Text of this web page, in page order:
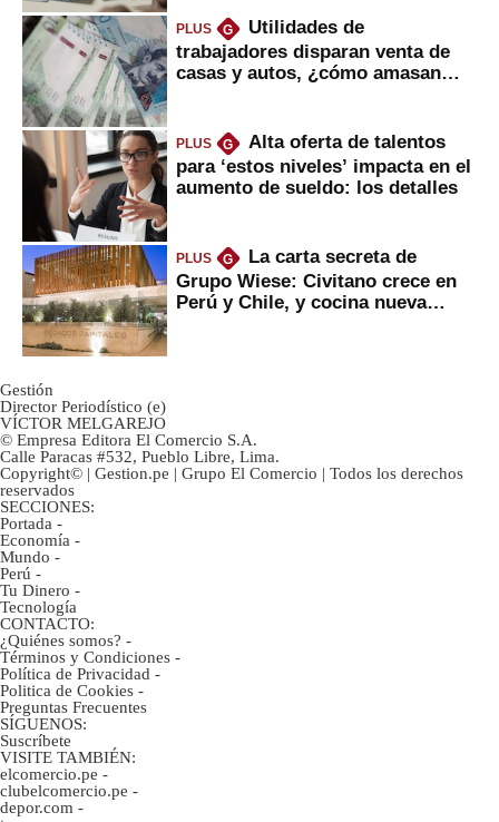
PLUS G
Utilidades de
trabajadores disparan venta de
casas y autos, ¿cómo amasan
PLUS G
Alta oferta de talentos
para ‘estos niveles’ impacta en el
aumento de sueldo: los detalles
PLUS G
La carta secreta de
Grupo Wiese: Civitano crece en
Perú y Chile, y cocina nueva
Gestión
Director Periodístico (e)
VÍCTOR MELGAREJO
© Empresa Editora El Comercio S.A.
Calle Paracas #532, Pueblo Libre, Lima.
Copyright© | Gestion.pe | Grupo El Comercio | Todos los derechos
reservados
SECCIONES:
Portada -
Economía -
Mundo -
Perú -
Tu Dinero -
Tecnología
CONTACTO:
¿Quiénes somos? -
Términos y Condiciones -
Política de Privacidad -
Politica de Cookies -
Preguntas Frecuentes
SÍGUENOS:
Suscríbete
VISITE TAMBIÉN:
elcomercio.pe -
clubelcomercio.pe -
depor.com -